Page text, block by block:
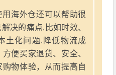
海外仓还可以帮助很
决的痛点,比如时效、
土化问题.降低物流成
便买家退货、安全、
物体验，从而提高自